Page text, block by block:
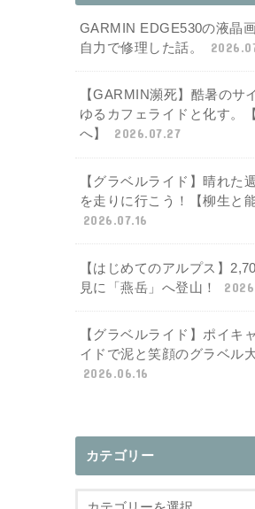
GARMIN EDGE530の液晶
自力で修理した話。
【GARMIN瀕死】酷暑のサ
ゆるカフェライドと化す。
へ】
2026.07.27
【グラベルライド】晴れた
を走りに行こう！【柳生と能
2026.07.16
【はじめてのアルプス】
見に「燕岳」へ登山！
【グラベルライド】ポイキ
イドで泥と笑顔のグラベル大
2026.06.16
カテゴリー